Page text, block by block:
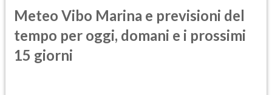
Meteo Vibo Marina e previsioni del
tempo per oggi, domani e i prossimi
15 giorni